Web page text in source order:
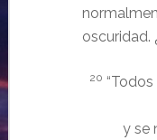
oscuridad.
20
y se